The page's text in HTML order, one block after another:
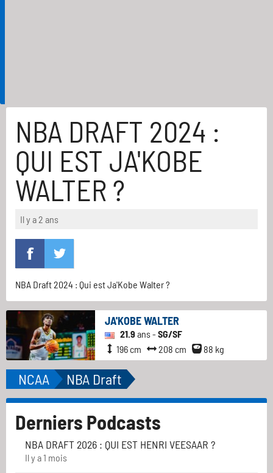
NBA DRAFT 2024 :
QUI EST JA'KOBE
WALTER ?
Il y a 2 ans
NBA Draft 2024 : Qui est Ja'Kobe Walter ?
JA'KOBE WALTER
21.9ans - SG/SF
196 cm
208 cm 88 kg
NCAA NBA Draft
Derniers Podcasts
NBA DRAFT 2026 : QUI EST HENRI VEESAAR ?
Il y a 1 mois